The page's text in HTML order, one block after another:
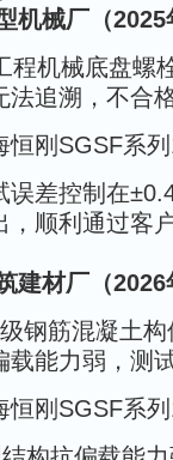
机械厂（2025
程机械底盘螺
法追溯，不合
恒刚SGSF系
误差控制在
，顺利通过客
建材厂（2026
钢筋混凝土
载能力弱，测
恒刚SGSF系